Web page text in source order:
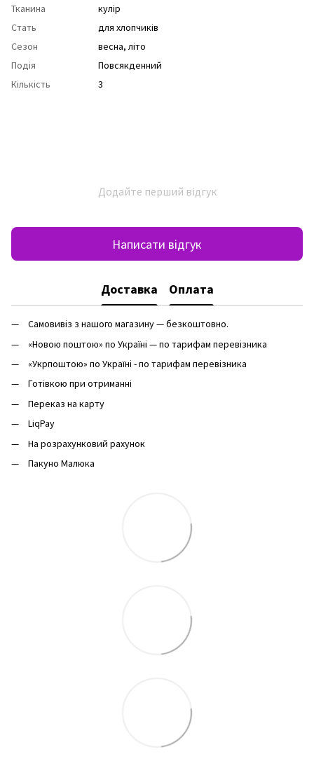
Тканина
кулір
Стать
для хлопчиків
Сезон
весна, літо
Подія
Повсякденний
Кількість
3
Додайте перший відгук
Написати відгук
Доставка Оплата
Самовивіз з нашого магазину — безкоштовно.
«Новою поштою» по Україні — по тарифам перевізника
«Укрпоштою» по Україні - по тарифам перевізника
Готівкою при отриманні
Переказ на карту
LiqPay
На розрахунковий рахунок
Пакуно Малюка